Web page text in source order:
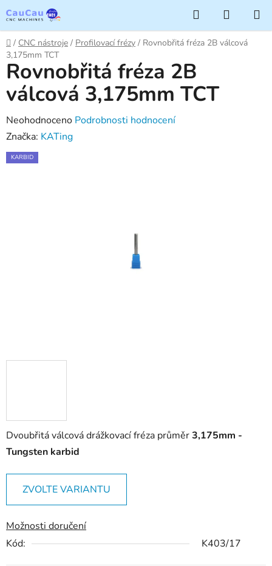
na
obsah
Hledat
KOŠÍK
Domů
/ CNC nástroje / Profilovací frézy / Rovnobřitá fréza 2B válcová
3,175mm TCT
Dvoubřitá válcová drážkovací fréza průměr3,175mm -
Tungsten karbid
ZVOLTE VARIANTU
Možnosti doručení
Kód:
K403/17
Rovnobřitá fréza 2B
válcová 3,175mm TCT
Průměrné
hodnocení
produktu
Neohodnoceno Podrobnosti hodnocení
Značka: KATing
KARBID